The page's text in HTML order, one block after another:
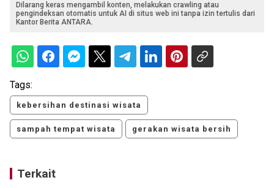
Dilarang keras mengambil konten, melakukan crawling atau
pengindeksan otomatis untuk AI di situs web ini tanpa izin tertulis dari
Kantor Berita ANTARA.
Tags:
kebersihan destinasi wisata
sampah tempat wisata gerakan wisata bersih
Terkait